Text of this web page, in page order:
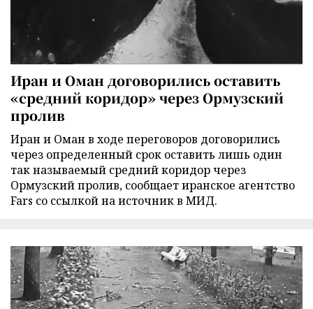
Иран и Оман договорились оставить
«средний коридор» через Ормузский
пролив
Иран и Оман в ходе переговоров договорились
через определенный срок оставить лишь один
так называемый средний коридор через
Ормузский пролив, сообщает иранское агентство
Fars со ссылкой на источник в МИД.